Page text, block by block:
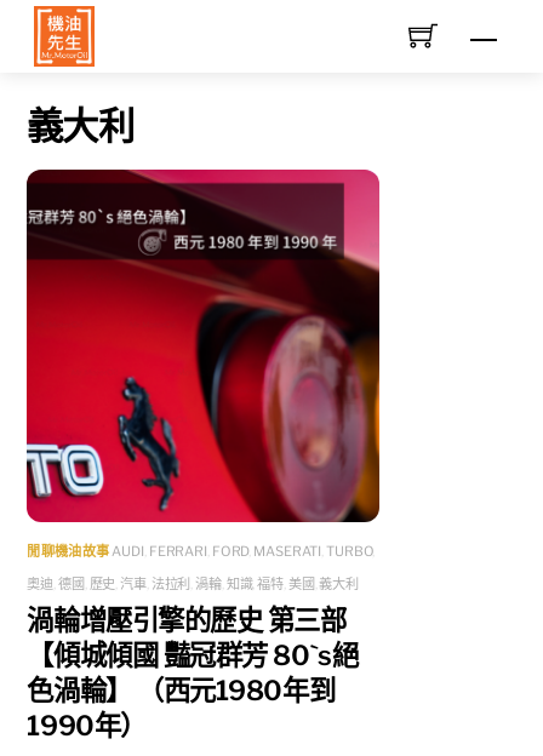
Skip
義大利
閒聊機油故事AUDI, FERRARI, FORD, MASERATI, TURBO,
奧迪,德國 , 歷史, 汽車, 法拉利 , 渦輪,知識,福特, 美國 ,義大利
渦輪增壓引擎的歷史 第三部
【傾城傾國 豔冠群芳 80`s絕
色渦輪】 （西元1980年到
1990年）